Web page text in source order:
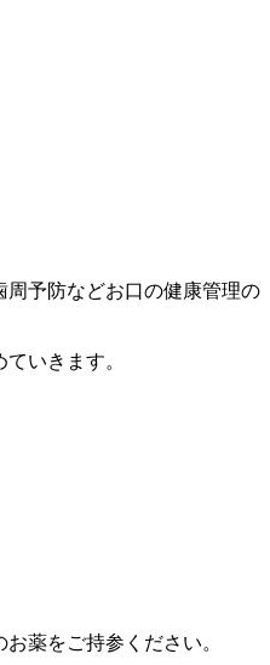
予防などお口の健康管理の
いきます。
薬をご持参ください。